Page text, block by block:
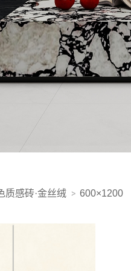
质感砖·金丝绒 600×1200